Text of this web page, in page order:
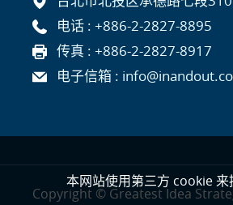
本网站使用第三方 cookie 来
电话 : +886-2-2827-8895
传真 : +886-2-2827-8917
电子信箱 :
Copyright © Greatest Idea